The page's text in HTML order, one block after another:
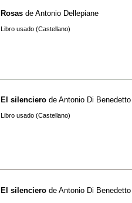
Rosas de Antonio Dellepiane
Libro usado (Castellano)
El silenciero de Antonio Di Benedetto
Libro usado (Castellano)
El silenciero de Antonio Di Benedetto